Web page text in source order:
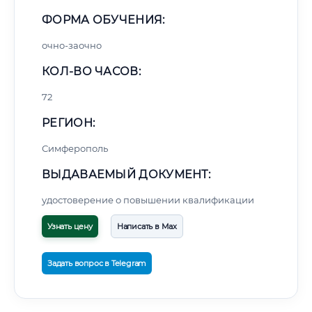
ФОРМА ОБУЧЕНИЯ:
очно-заочно
КОЛ-ВО ЧАСОВ:
72
РЕГИОН:
Симферополь
ВЫДАВАЕМЫЙ ДОКУМЕНТ:
удостоверение о повышении квалификации
Узнать цену Написать в Max
Задать вопрос в Telegram